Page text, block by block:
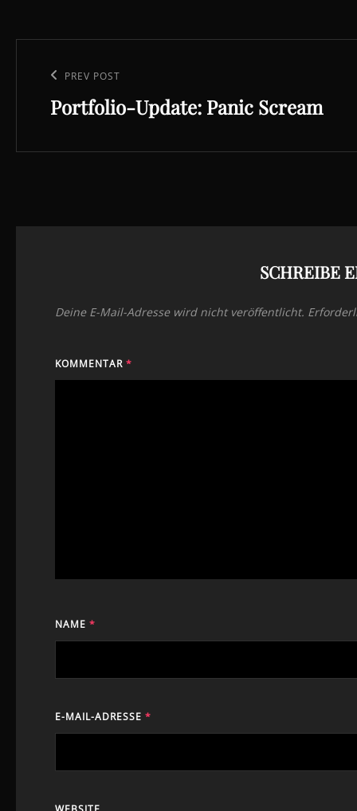
Previous
Post
PREV POST
Portfolio-Update: Panic Scream
SCHREIBE
Deine E-Mail-Adresse wird nicht veröffentlicht.
KOMMENTAR *
NAME *
E-MAIL-ADRESSE *